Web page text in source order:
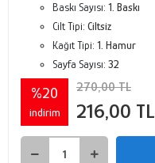
Baskı Sayısı: 1. Baskı
Cilt Tipi: Ciltsiz
Kağıt Tipi: 1. Hamur
Sayfa Sayısı: 32
%20
indirim
270,00 TL
216,00 TL